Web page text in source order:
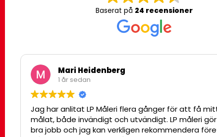
Baserat på 24 recensioner
Mari Heidenberg
1 år sedan
har anlitat LP Måleri flera gånger för att få mitt hus
både invändigt och utvändigt. LP måleri gör alltid ett
jobb och jag kan verkligen rekommendera företaget.